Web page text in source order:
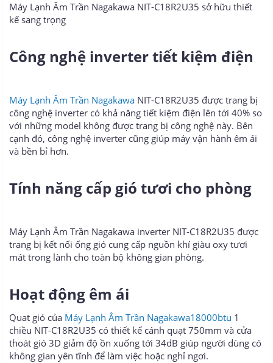
Máy Lạnh Âm Trần Nagakawa NIT-C18R2U35 sở hữu thiết
kế sang trọng
Công nghệ inverter tiết kiệm điện
Máy Lạnh Âm Trần Nagakawa NIT-C18R2U35 được trang bị
công nghệ inverter có khả năng tiết kiệm điện lên tới 40% so
với những model không được trang bị công nghệ này. Bên
cạnh đó, công nghệ inverter cũng giúp máy vận hành êm ái
và bền bỉ hơn.
Tính năng cấp gió tươi cho phòng
Máy Lạnh Âm Trần Nagakawa inverter NIT-C18R2U35 được
trang bị kết nối ống gió cung cấp nguồn khí giàu oxy tươi
mát trong lành cho toàn bộ không gian phòng.
Hoạt động êm ái
Quat gió của Máy Lạnh Âm Trần Nagakawa18000btu 1
chiều NIT-C18R2U35 có thiết kế cánh quạt 750mm và cửa
thoát gió 3D giảm độ ồn xuống tới 34dB giúp người dùng có
không gian yên tĩnh để làm việc hoặc nghỉ ngơi.